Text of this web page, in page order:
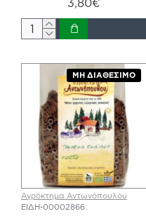
ΜΗ ΔΙΑΘΈΣΙΜΟ
Αγρόκτημα Αντωνόπουλου
ΕΙΔΗ-00002866